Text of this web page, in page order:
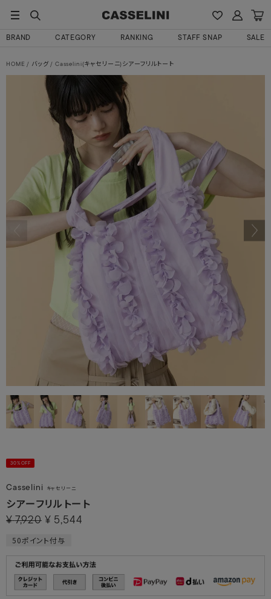
BRAND CATEGORY RANKING STAFF SNAP SALE
HOME バッグ Casselini(キャセリーニ)シアーフリルトート
30%OFF
Casselini キャセリーニ
シアーフリルトート
¥ 7,920 ¥ 5,544
50ポイント付与